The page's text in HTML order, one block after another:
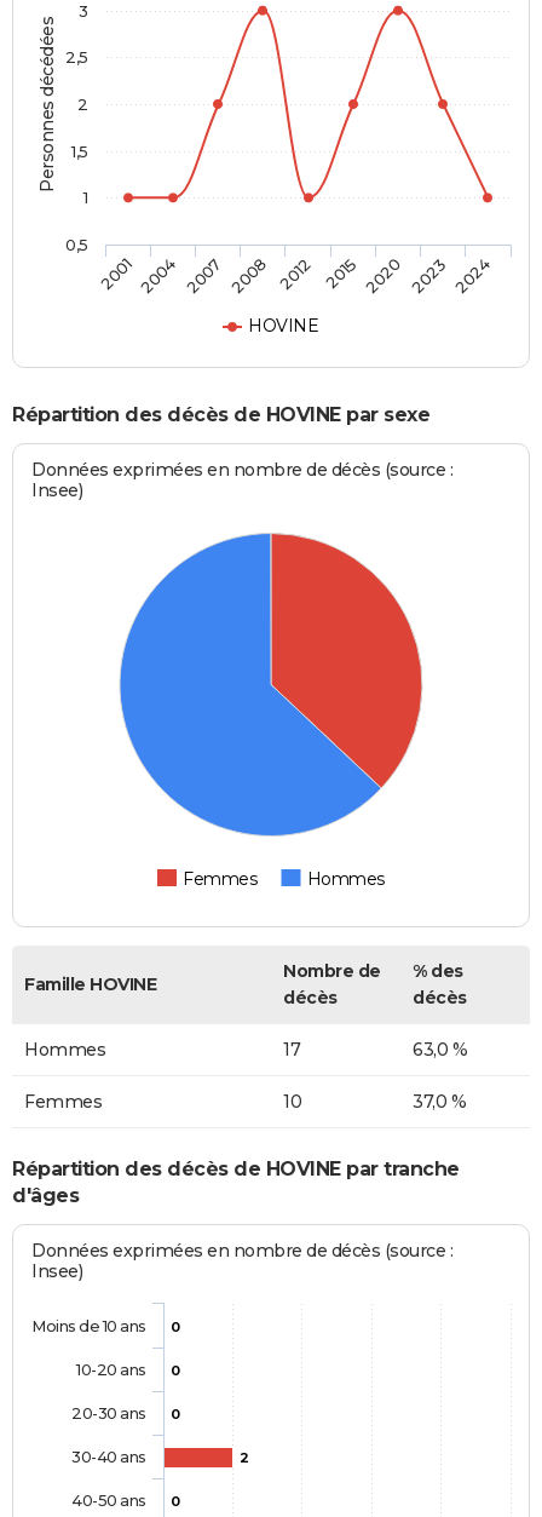
Personnes décédées
HOVINE
20012004 2007 2008 2012 2015 2020 2023 2024
0,5
1
1,5
2
2,5
3
Répartition des décès de HOVINE par sexe
Données exprimées en nombre de décès (source :
Insee)
Femmes Hommes
Famille HOVINE
Nombre de
décès
% des
décès
Hommes 17 63,0 %
Femmes 10 37,0 %
Répartition des décès de HOVINE par tranche
d'âges
Données exprimées en nombre de décès (source :
Insee)
0
0
0
2
0
Moins de 10 ans
10-20 ans
20-30 ans
30-40 ans
40-50 ans